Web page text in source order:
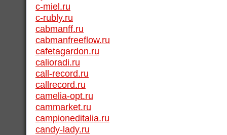
c-miel.ru
c-rubly.ru
cabmanff.ru
cabmanfreeflow.ru
cafetagardon.ru
calioradi.ru
call-record.ru
callrecord.ru
camelia-opt.ru
cammarket.ru
campioneditalia.ru
candy-lady.ru